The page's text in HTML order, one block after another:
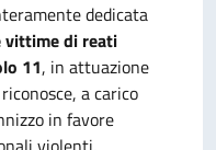
dedicata
vittime di reati
11, in attuazione
a carico
in favore